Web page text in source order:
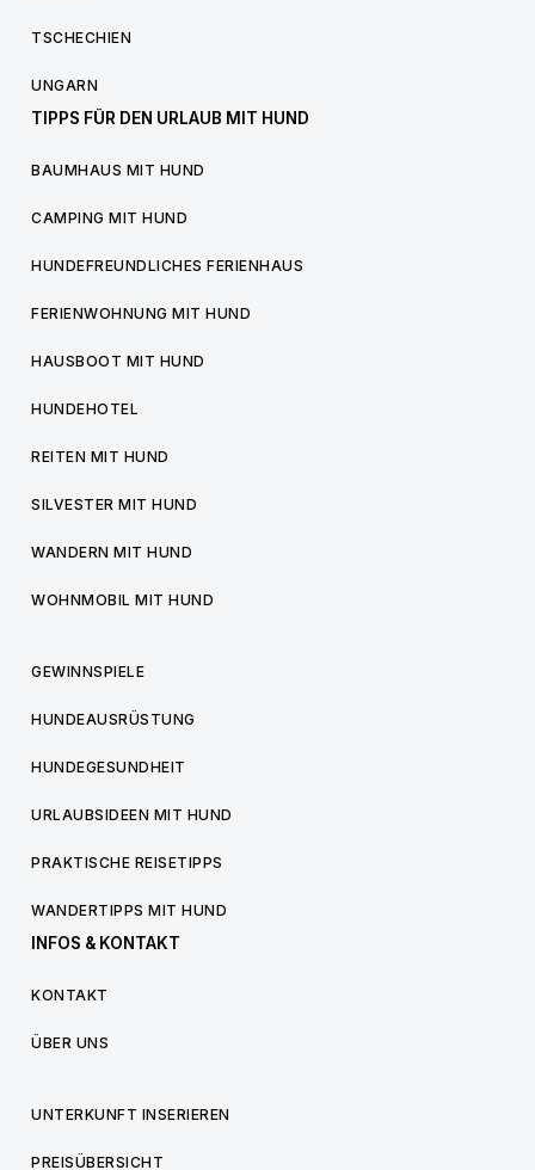
TSCHECHIEN
UNGARN
TIPPS FÜR DEN URLAUB MIT HUND
BAUMHAUS MIT HUND
CAMPING MIT HUND
HUNDEFREUNDLICHES FERIENHAUS
FERIENWOHNUNG MIT HUND
HAUSBOOT MIT HUND
HUNDEHOTEL
REITEN MIT HUND
SILVESTER MIT HUND
WANDERN MIT HUND
WOHNMOBIL MIT HUND
GEWINNSPIELE
HUNDEAUSRÜSTUNG
HUNDEGESUNDHEIT
URLAUBSIDEEN MIT HUND
PRAKTISCHE REISETIPPS
WANDERTIPPS MIT HUND
INFOS & KONTAKT
KONTAKT
ÜBER UNS
UNTERKUNFT INSERIEREN
PREISÜBERSICHT